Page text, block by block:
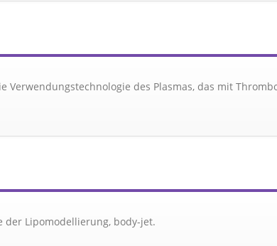
Verwendungstechnologie des Plasmas, das mit
der Lipomodellierung, body-jet.